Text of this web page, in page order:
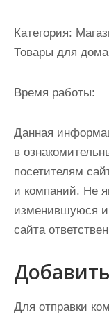
Категория:
Товары для дома
Время работы:
Данная
в
посетителям
и компаний. Не
изменившуюся
сайта
Для отправки